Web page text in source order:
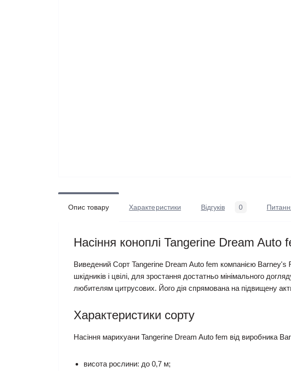
Опис товару Характеристики Відгуків 0
Насіння коноплі Tangerine Dream
Виведений Сорт Tangerine Dream Auto fem компанією Barney's
шкідників і цвілі, для зростання достатньо мінімального
любителям цитрусових. Його дія спрямована на підвищену
Характеристики сорту
Насіння марихуани Tangerine Dream Auto fem від виробника
висота рослини: до 0,7 м;